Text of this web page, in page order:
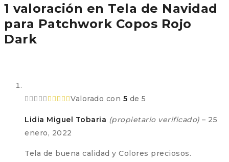
1 valoración en Tela de Navidad
para Patchwork Copos Rojo
Dark
Valorado con 5 de 5
Lidia Miguel Tobaria (propietario verificado) – 25
enero, 2022
Tela de buena calidad y Colores preciosos.